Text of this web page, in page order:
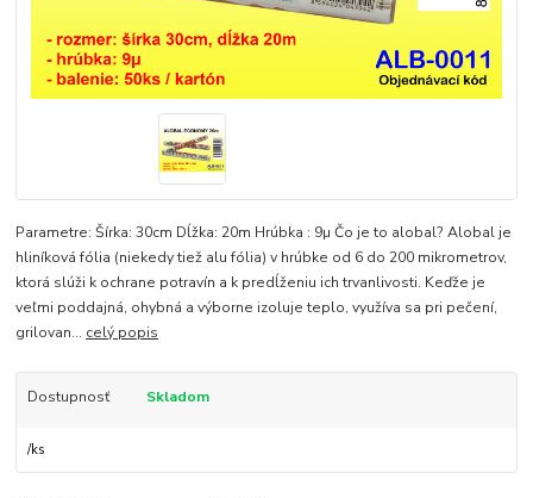
Parametre: Šírka: 30cm Dĺžka: 20m Hrúbka : 9µ Čo je to alobal? Alobal je
hliníková fólia (niekedy tiež alu fólia) v hrúbke od 6 do 200 mikrometrov,
ktorá slúži k ochrane potravín a k predĺženiu ich trvanlivosti. Keďže je
veľmi poddajná, ohybná a výborne izoluje teplo, využíva sa pri pečení,
grilovan... celý popis
Dostupnosť Skladom
/ks